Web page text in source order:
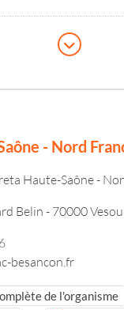
- Nord
Haute-Saône -
Belin - 70000
besancon.fr
de l'organisme